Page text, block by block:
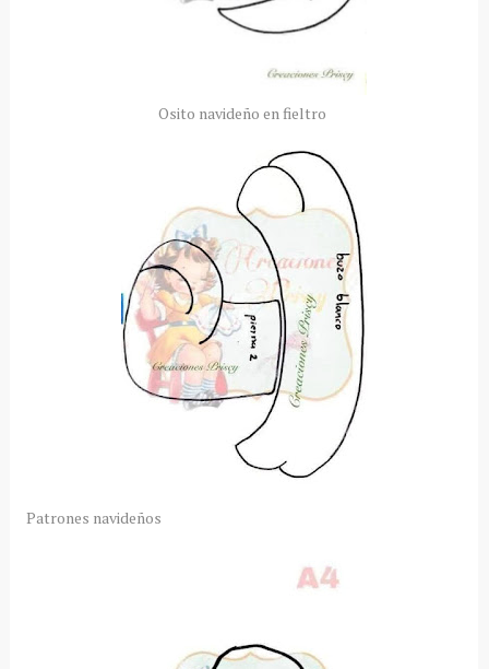
Osito navideño en fieltro
Patrones navideños